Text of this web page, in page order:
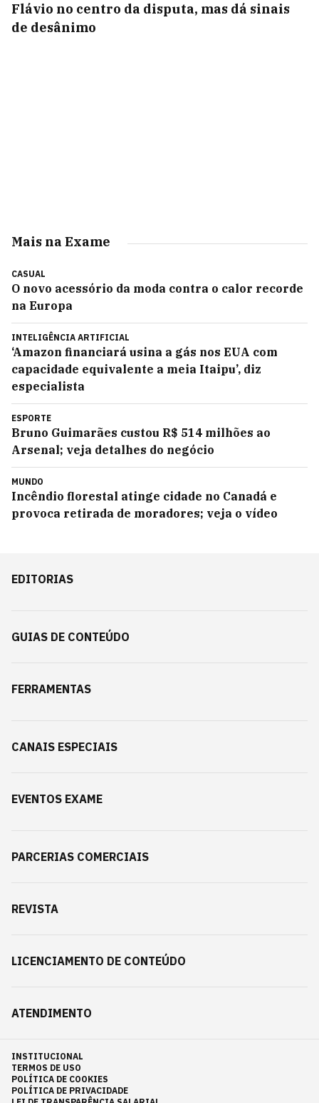
Flávio no centro da disputa, mas dá sinais
de desânimo
Mais na Exame
CASUAL
O novo acessório da moda contra o calor recorde
na Europa
INTELIGÊNCIA ARTIFICIAL
‘Amazon financiará usina a gás nos EUA com
capacidade equivalente a meia Itaipu’, diz
especialista
ESPORTE
Bruno Guimarães custou R$ 514 milhões ao
Arsenal; veja detalhes do negócio
MUNDO
Incêndio florestal atinge cidade no Canadá e
provoca retirada de moradores; veja o vídeo
EDITORIAS
GUIAS DE CONTEÚDO
FERRAMENTAS
CANAIS ESPECIAIS
EVENTOS EXAME
PARCERIAS COMERCIAIS
REVISTA
LICENCIAMENTO DE CONTEÚDO
ATENDIMENTO
INSTITUCIONAL
TERMOS DE USO
POLÍTICA DE COOKIES
POLÍTICA DE PRIVACIDADE